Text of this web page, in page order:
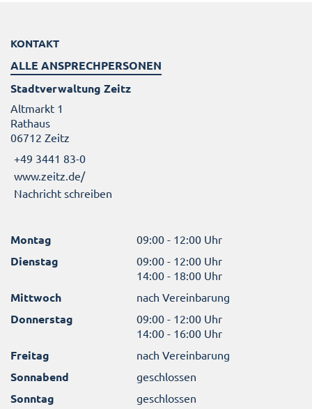
KONTAKT
ALLE ANSPRECHPERSONEN
Stadtverwaltung Zeitz
Altmarkt 1
Rathaus
06712 Zeitz
+49 3441 83-0
www.zeitz.de/
Nachricht schreiben
Montag 09:00 - 12:00 Uhr
Dienstag
09:00 - 12:00 Uhr
14:00 - 18:00 Uhr
Mittwoch nach Vereinbarung
Donnerstag
09:00 - 12:00 Uhr
14:00 - 16:00 Uhr
Freitag nach Vereinbarung
Sonnabend geschlossen
Sonntag geschlossen